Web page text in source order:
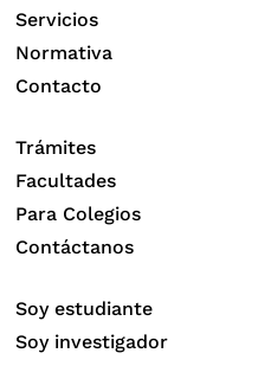
Servicios
Normativa
Contacto
Trámites
Facultades
Para Colegios
Contáctanos
Soy estudiante
Soy investigador